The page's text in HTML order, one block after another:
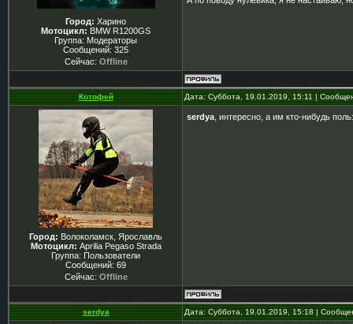
Город: Харино
Мотоцикл: BMW R1200GS
Группа: Модераторы
Сообщений: 325
Сейчас: Offline
Котофей Дата: Суббота, 19.01.2019, 15:11 |
Город: Волоколамск, Ярославль
Мотоцикл: Aprilia Pegaso Strada
Группа: Пользователи
Сообщений: 69
Сейчас: Offline
serdya , интересно, а им кто-нибудь
serdya Дата: Суббота, 19.01.2019, 15:18 |